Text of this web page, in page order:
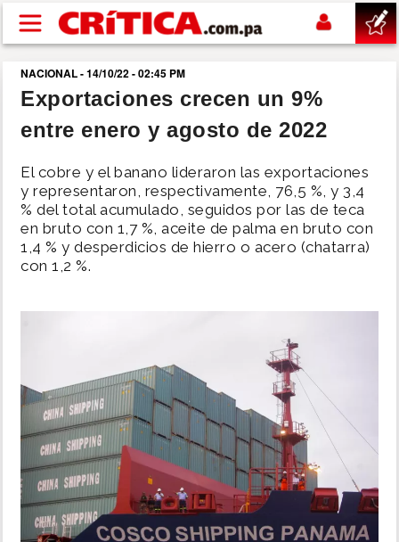
Pasar al contenido principal
buscar
SUCESOS
NACIONAL
POLÍTICA
MUNDO
INSÓLITAS
MULTIMEDIA
IMPRESO
NACIONAL - 14/10/22 - 02:45 PM
Exportaciones crecen un 9%
entre enero y agosto de 2022
El cobre y el banano lideraron las exportaciones
y representaron, respectivamente, 76,5 %, y 3,4
% del total acumulado, seguidos por las de teca
en bruto con 1,7 %, aceite de palma en bruto con
1,4 % y desperdicios de hierro o acero (chatarra)
con 1,2 %.